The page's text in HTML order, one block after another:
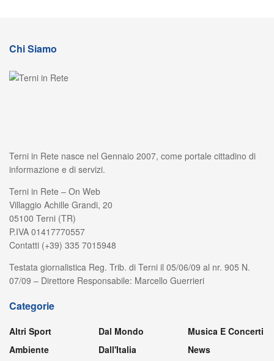
Chi Siamo
Terni in Rete nasce nel Gennaio 2007, come portale cittadino di
informazione e di servizi.
Terni in Rete – On Web
Villaggio Achille Grandi, 20
05100 Terni (TR)
P.IVA 01417770557
Contatti (+39) 335 7015948
Testata giornalistica Reg. Trib. di Terni il 05/06/09 al nr. 905 N.
07/09 – Direttore Responsabile: Marcello Guerrieri
Categorie
Altri Sport
Ambiente
Dal Mondo
Dall'Italia
Musica E Concerti
News